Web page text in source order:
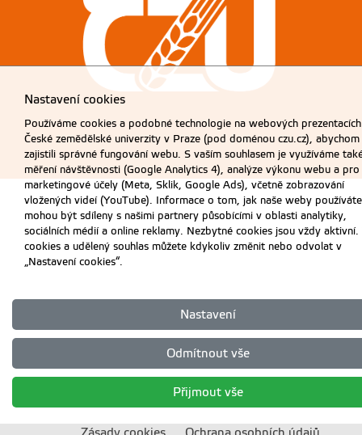
Nastavení cookies
Používáme cookies a podobné technologie na webových prezentacích
České zemědělské univerzity v Praze (pod doménou czu.cz), abychom
zajistili správné fungování webu. S vaším souhlasem je využíváme
měření návštěvnosti (Google Analytics 4), analýze výkonu webu a pro
marketingové účely (Meta, Sklik, Google Ads), včetně zobrazování
vložených videí (YouTube). Informace o tom, jak naše weby
mohou být sdíleny s našimi partnery působícími v oblasti analytiky,
sociálních médií a online reklamy. Nezbytné cookies jsou vždy aktivní.
cookies a udělený souhlas můžete kdykoliv změnit nebo odvolat v
„Nastavení cookies“.
Nastavení
Odmítnout vše
Přijmout vše